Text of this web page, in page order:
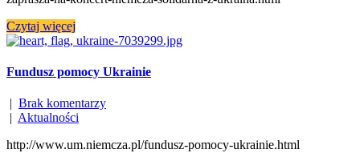
Czytaj więcej
Fundusz pomocy Ukrainie
| Brak komentarzy
| Aktualności
http://www.um.niemcza.pl/fundusz-pomocy-ukrainie.html